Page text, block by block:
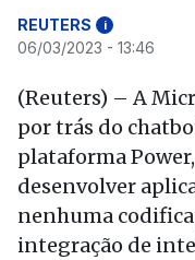
REUTERS i
06/03/2023 - 13:46
(Reuters) – A
por trás do
plataforma
desenvolver
nenhuma
integração de